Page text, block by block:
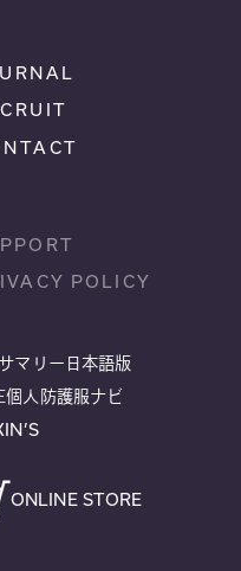
POLICY
マリー日本語版
個人防護服ナビ
ONLINE STORE